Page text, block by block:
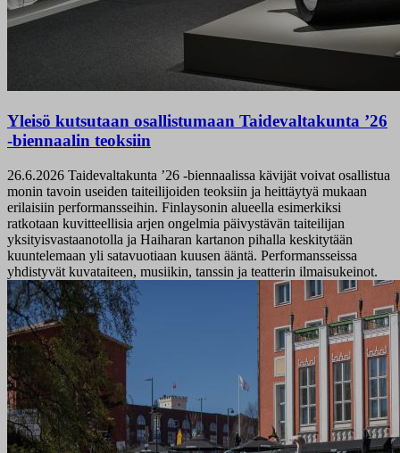
Yleisö kutsutaan osallistumaan Taidevaltakunta ’26
-biennaalin teoksiin
26.6.2026 Taidevaltakunta ’26 -biennaalissa kävijät voivat osallistua
monin tavoin useiden taiteilijoiden teoksiin ja heittäytyä mukaan
erilaisiin performansseihin. Finlaysonin alueella esimerkiksi
ratkotaan kuvitteellisia arjen ongelmia päivystävän taiteilijan
yksityisvastaanotolla ja Haiharan kartanon pihalla keskitytään
kuuntelemaan yli satavuotiaan kuusen ääntä. Performansseissa
yhdistyvät kuvataiteen, musiikin, tanssin ja teatterin ilmaisukeinot.